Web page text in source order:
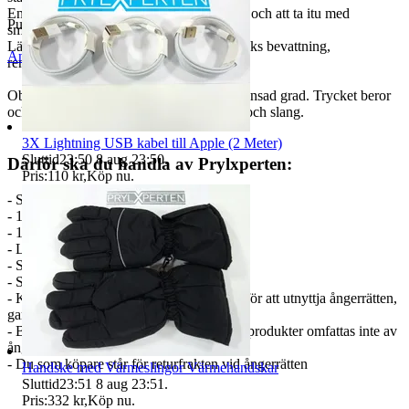
Enkelt att tvätta bil, lastbil, husbil eller båt och att ta itu med
smutsiga hjul och fälgar.
Lämplig för biltvätt, växt vattning, jordbruks bevattning,
rengöringsmedel, etc.
Obs! Sprejmunstycket ökar trycket i begränsad grad. Trycket beror
också på vattentrycket i ditt vattensystem och slang.
Därför ska du handla av Prylxperten:
- Sen 2007 på marknaden.
- 12 månader garanti
- 14 dagar ångerrätt
- Låga priser
- Snabb leverans från lager i Sverige
- Svenskt bolag som följer svensk lag
- Kontakta oss via mina kontaktuppgifter för att utnyttja ångerrätten,
garanti
- Batterier, engångsprodukter samt hygienprodukter omfattas inte av
ångerrätten
- Du som köpare står för returfrakten vid ångerrätten
Publicerad 21 apr 21:20
Anmäl Sälj liknande
3X Lightning USB kabel till Apple (2 Meter)
Sluttid23:50 8 aug 23:50.
Pris:110 kr,Köp nu.
Handske med Värmeslingor Värmehandskar
Sluttid23:51 8 aug 23:51 .
Pris:332 kr,Köp nu.